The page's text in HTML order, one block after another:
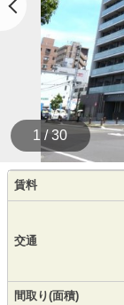
1 / 30
賃料
交通
間取り(面積)